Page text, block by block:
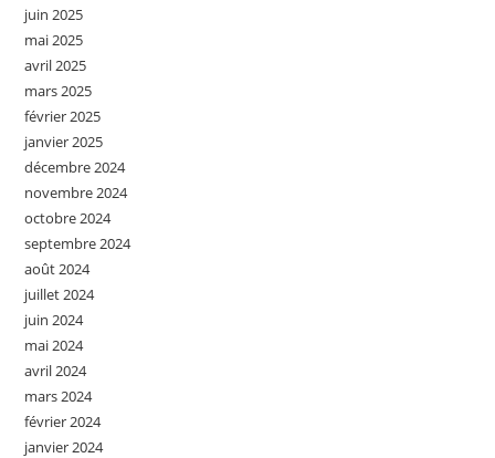
juin 2025
mai 2025
avril 2025
mars 2025
février 2025
janvier 2025
décembre 2024
novembre 2024
octobre 2024
septembre 2024
août 2024
juillet 2024
juin 2024
mai 2024
avril 2024
mars 2024
février 2024
janvier 2024